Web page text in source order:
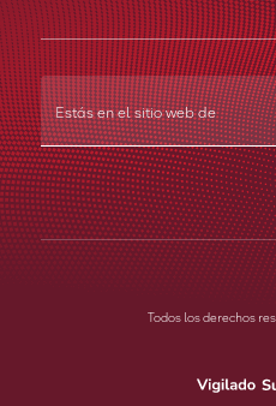
Estás en el sitio web de
Todos los derechos